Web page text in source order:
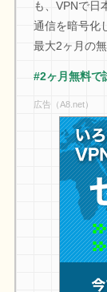
も、VPNで日
通信を暗号化
最大2ヶ月の無
#2ヶ月無料
広告（A8.net）